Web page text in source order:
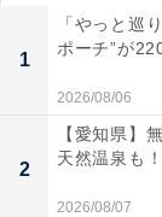
1
「やっと巡
ポーチ”が
2026/08/06
2
【愛知県】
天然温泉も
2026/08/07